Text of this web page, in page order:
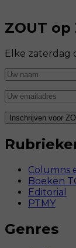
ZOUT op
Elke zaterdag
Columns
Boeken
Editorial
PTMY
Genres